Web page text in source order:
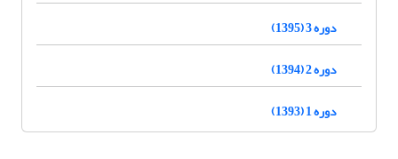
دوره 3 (1395)
دوره 2 (1394)
دوره 1 (1393)